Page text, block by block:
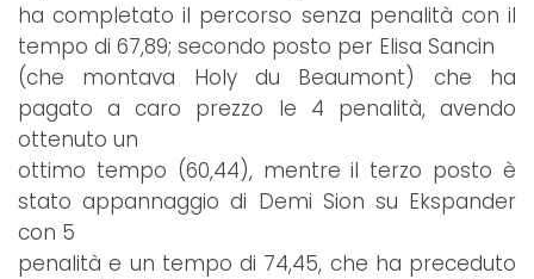
ha completato il percorso senza penalità con il
tempo di 67,89; secondo posto per Elisa Sancin
(che montava Holy du Beaumont) che ha
pagato a caro prezzo le 4 penalità, avendo
ottenuto un
ottimo tempo (60,44), mentre il terzo posto è
stato appannaggio di Demi Sion su Ekspander
con 5
penalità e un tempo di 74,45, che ha preceduto